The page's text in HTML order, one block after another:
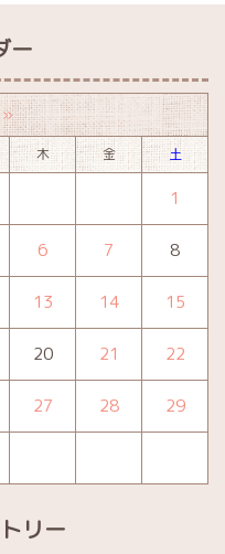
ー
»
木 金 土
1
6 7 8
13 14 15
20 21 22
27 28 29
リー